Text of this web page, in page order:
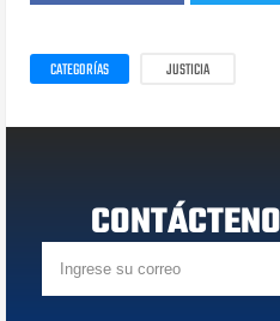
CATEGORÍAS JUSTICIA